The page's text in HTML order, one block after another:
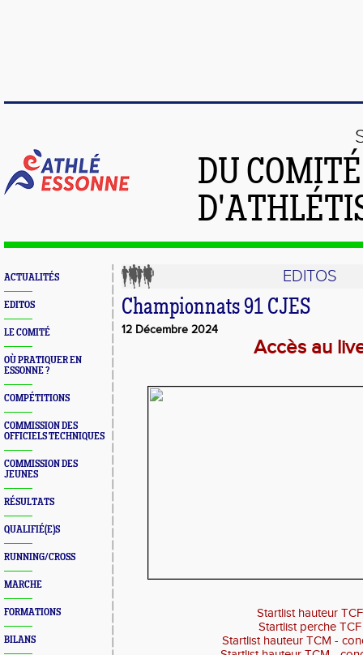
DU
ACTUALITÉS
EDITOS
LE COMITÉ
OÙ PRATIQUER EN
ESSONNE ?
COMPÉTITIONS
COMMISSION DES
OFFICIELS TECHNIQUES
COMMISSION DES
JEUNES
RÉSULTATS
QUALIFIÉ(E)S
RUNNING/CROSS
MARCHE
FORMATIONS
BILANS
EDITOS
Championnats 91 CJES
12 Décembre 2024
Accès au
Startlist hauteur TCF
Startlist perche TCF
Startlist hauteur TCM -